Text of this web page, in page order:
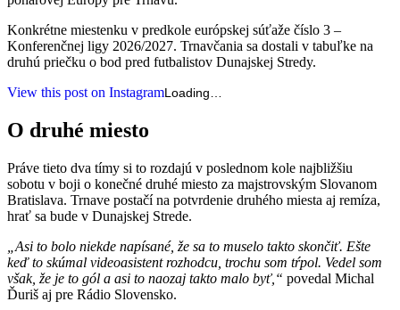
Konkrétne miestenku v predkole európskej súťaže číslo 3 –
Konferenčnej ligy 2026/2027. Trnavčania sa dostali v tabuľke na
druhú priečku o bod pred futbalistov Dunajskej Stredy.
View this post on InstagramLoading…
O druhé miesto
Práve tieto dva tímy si to rozdajú v poslednom kole najbližšiu
sobotu v boji o konečné druhé miesto za majstrovským Slovanom
Bratislava. Trnave postačí na potvrdenie druhého miesta aj remíza,
hrať sa bude v Dunajskej Strede.
„Asi to bolo niekde napísané, že sa to muselo takto skončiť. Ešte
keď to skúmal videoasistent rozhodcu, trochu som tŕpol. Vedel som
však, že je to gól a asi to naozaj takto malo byť,“ povedal Michal
Ďuriš aj pre Rádio Slovensko.